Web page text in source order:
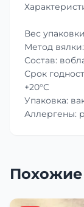
Вес
Метод
Состав:
Срок
+20°C
Упаковка:
Аллергены: